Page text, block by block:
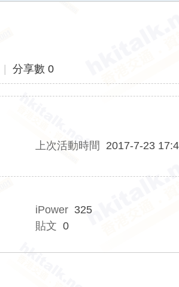
分享數 0
上次活動時間 2017-7-23
iPower 325
貼文 0